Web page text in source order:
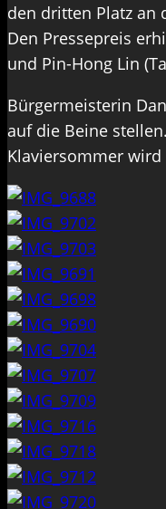
den dritten Platz an
Den Pressepreis
und Pin-Hong Lin
Bürgermeisterin
auf die Beine
Klaviersommer